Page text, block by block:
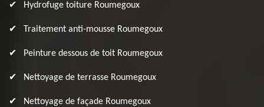
Hydrofuge toiture Roumegoux
Traitement anti-mousse Roumegoux
Peinture dessous de toit Roumegoux
Nettoyage de terrasse Roumegoux
Nettoyage de façade Roumegoux